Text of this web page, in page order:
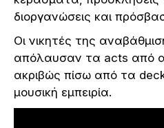
διοργανώσεις και
Οι νικητές της
απόλαυσαν τα acts από
ακριβώς πίσω από τα
μουσική εμπειρία.